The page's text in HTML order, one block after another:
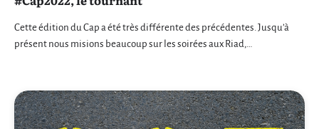
Cette édition du Cap a été très différente des précédentes. Jusqu’à
présent nous misions beaucoup sur les soirées aux Riad,…